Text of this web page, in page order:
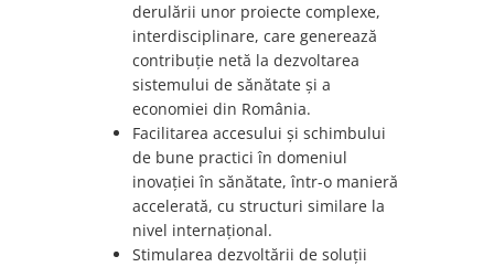
derulării unor proiecte complexe,
interdisciplinare, care generează
contribuție netă la dezvoltarea
sistemului de sănătate și a
economiei din România.
Facilitarea accesului și schimbului
de bune practici în domeniul
inovației în sănătate, într-o manieră
accelerată, cu structuri similare la
nivel internațional.
Stimularea dezvoltării de soluții